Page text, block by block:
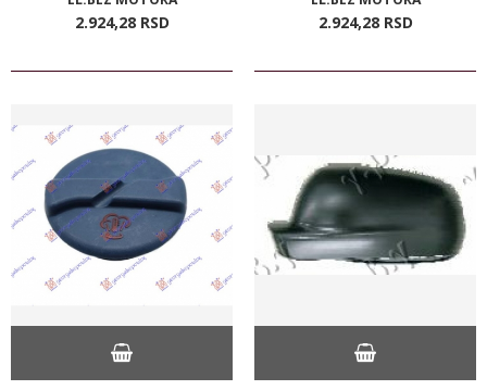
2.924,28 RSD 2.924,28 RSD